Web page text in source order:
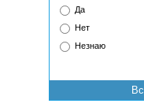
Да
Нет
Незнаю